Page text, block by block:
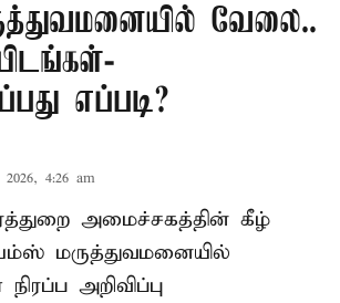
வேலை..
எப்படி?
4:26 am
அமைச்சகத்தின் கீழ்
மருத்துவமனையில்
அறிவிப்பு